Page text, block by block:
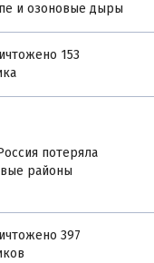
и озоновые дыры
153
потеряла
районы
397